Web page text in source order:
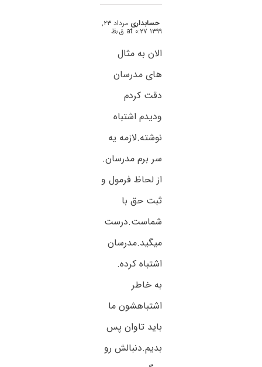
حسابداری مرداد ۲۳,
۱۳۹۹ at ۰:۲۷ ق٫ظ
الان به مثال
های مدرسان
دقت کردم
ودیدم اشتباه
نوشته.لازمه یه
سر برم مدرسان.
از لحاظ فرمول و
ثبت حق با
شماست.درست
میگید.مدرسان
اشتباه کرده.
به خاطر
اشتباهشون ما
باید تاوان پس
بدیم.دنبالش رو